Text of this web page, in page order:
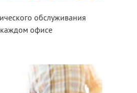
обслуживания
офисе